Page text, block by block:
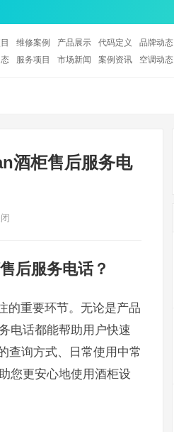
维修案例 产品展示 代码定义 品牌动态
服务项目 市场新闻 案例资讯 空调动态
酒柜售后服务电
后服务电话？
的重要环节。无论是产品
电话都能帮助用户快速
查询方式、日常使用中常
您更安心地使用酒柜设